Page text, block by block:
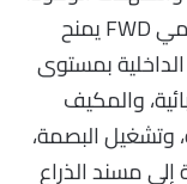
ويتصل بناقل حركة CVT ونظام دفع أمامي FWD يمنح
بمستوى
والمكيف
وتشغيل البصمة،
إلى مسند الذراع